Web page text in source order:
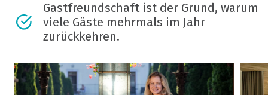
Gastfreundschaft ist der Grund, warum
viele Gäste mehrmals im Jahr
zurückkehren.